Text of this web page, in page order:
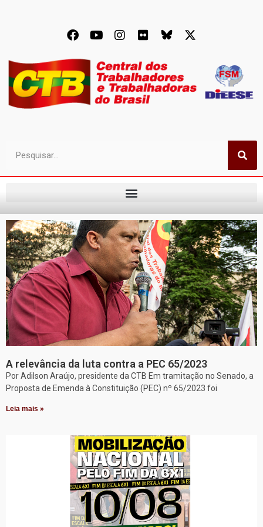
A relevância da luta contra a PEC 65/2023
Por Adilson Araújo, presidente da CTB Em tramitação no Senado, a
Proposta de Emenda à Constituição (PEC) nº 65/2023 foi
Leia mais »